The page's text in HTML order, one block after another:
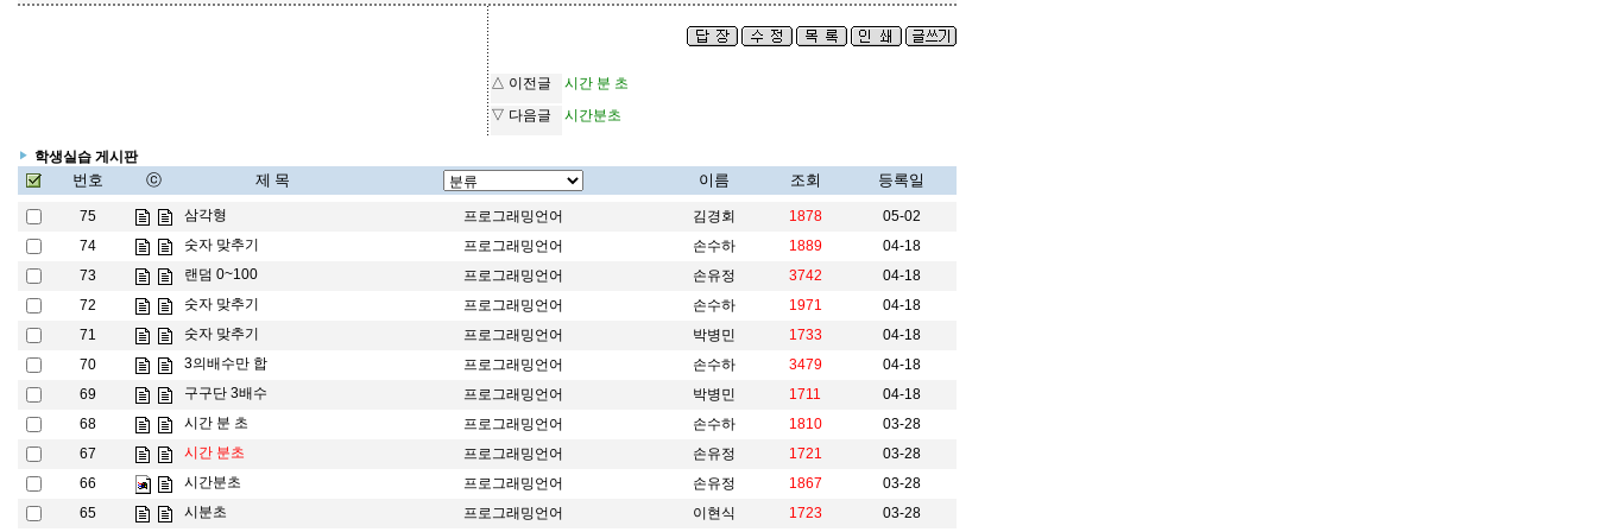
△ 이전글
시간 분 초
▽ 다음글
시간분초
학생실습 게시판
번호 ⓒ 제 목 이름 조회 등록일
75 삼각형 프로그래밍언어 김경회 1878
05-02
74
숫자 맞추기 프로그래밍언어 손수하 1889
04-18
73
랜덤 0~100 프로그래밍언어 손유정 3742
04-18
72
숫자 맞추기 프로그래밍언어 손수하 1971
04-18
71
숫자 맞추기 프로그래밍언어 박병민 1733
04-18
70
3의배수만 합 프로그래밍언어 손수하 3479
04-18
69
구구단 3배수 프로그래밍언어 박병민 1711
04-18
68
시간 분 초 프로그래밍언어 손수하 1810
03-28
67
시간 분초 프로그래밍언어 손유정 1721
03-28
66
시간분초 프로그래밍언어 손유정 1867
03-28
65
시분초 프로그래밍언어 이현식 1723 03-28